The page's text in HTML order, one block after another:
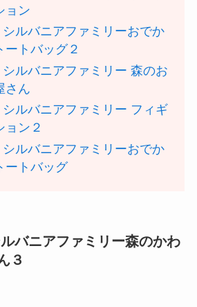
ョン
ルバニアファミリーおでか
ートバッグ２
ルバニアファミリー 森のお
さん
ルバニアファミリー フィギ
ョン２
ルバニアファミリーおでか
ートバッグ
バニアファミリー森のかわ
３